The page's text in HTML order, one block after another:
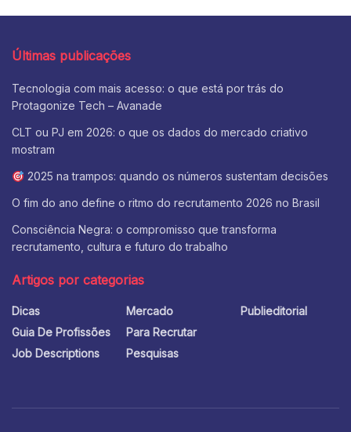
Últimas publicações
Tecnologia com mais acesso: o que está por trás do
Protagonize Tech – Avanade
CLT ou PJ em 2026: o que os dados do mercado criativo
mostram
2025 na trampos: quando os números sustentam decisões
O fim do ano define o ritmo do recrutamento 2026 no Brasil
Consciência Negra: o compromisso que transforma
recrutamento, cultura e futuro do trabalho
Artigos por categorias
Dicas
Guia De Profissões
Job Descriptions
Mercado
Para Recrutar
Pesquisas
Publieditorial